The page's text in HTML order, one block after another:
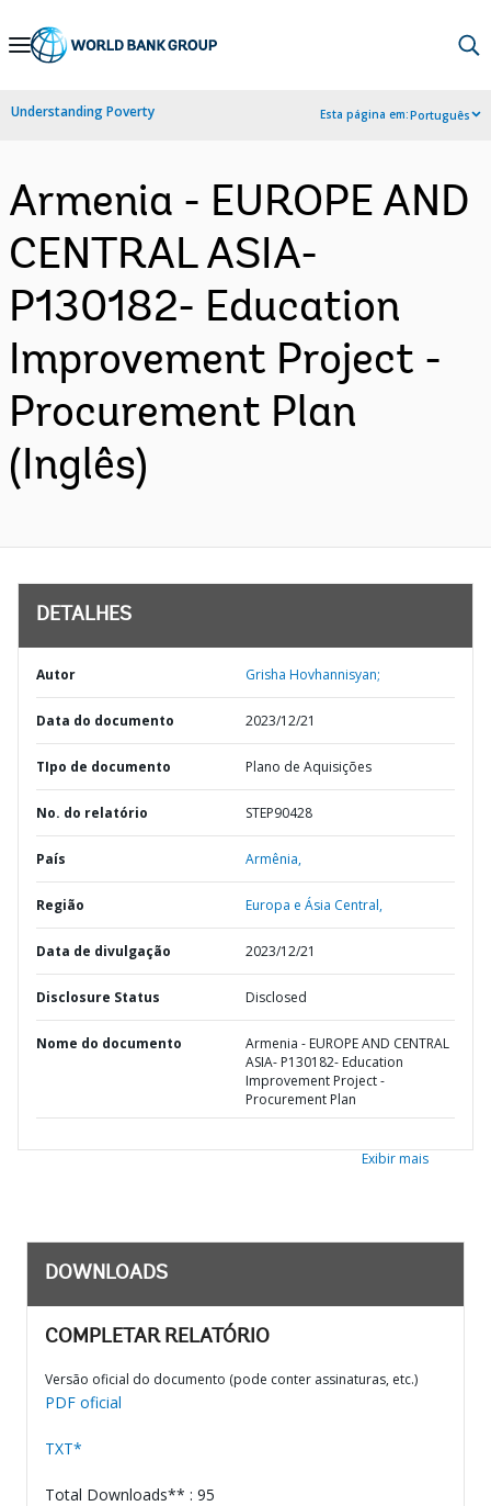
Skip
Navigation
Understanding Poverty Esta página em:Português
Armenia - EUROPE AND
CENTRAL ASIA-
P130182- Education
Improvement Project -
Procurement Plan
(Inglês)
DETALHES
Autor Grisha Hovhannisyan;
Data do documento 2023/12/21
TIpo de documento Plano de Aquisições
No. do relatório STEP90428
País Armênia,
Região Europa e Ásia Central,
Data de divulgação 2023/12/21
Disclosure Status Disclosed
Nome do documento
Armenia - EUROPE AND CENTRAL
ASIA- P130182- Education
Improvement Project -
Procurement Plan
Exibir mais
DOWNLOADS
COMPLETAR RELATÓRIO
Versão oficial do documento (pode conter assinaturas, etc.)
PDF oficial
TXT*
Total Downloads** : 95